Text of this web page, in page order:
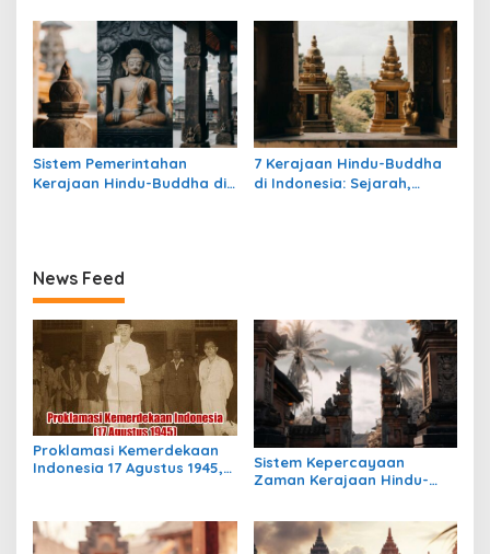
Warisan Megah yang Abadi
Sistem Pemerintahan
Kerajaan Hindu-Buddha di
7 Kerajaan Hindu-Buddha
di Indonesia: Sejarah,
News Feed
Proklamasi Kemerdekaan
Indonesia 17 Agustus 1945,
Sistem Kepercayaan
Zaman Kerajaan Hindu-
Masih Bertahan